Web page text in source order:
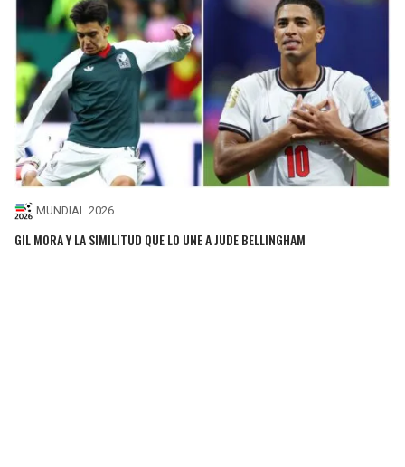
MUNDIAL 2026
GIL MORA Y LA SIMILITUD QUE LO UNE A JUDE BELLINGHAM